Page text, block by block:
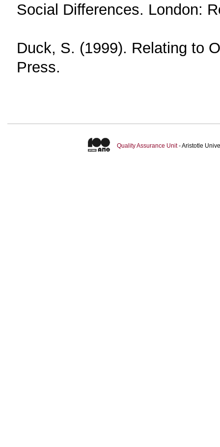
Social Differences. London:
Duck, S. (1999). Relating to
Press.
Quality Assurance Unit- Aristotle